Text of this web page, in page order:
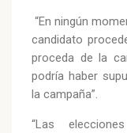
“En ningún
candidato
proceda de la
podría haber
la campaña”.
“Las